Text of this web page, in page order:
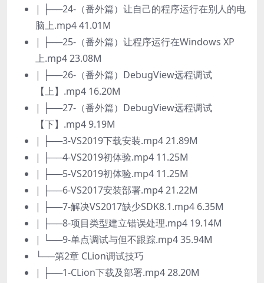
| ├──24-（番外篇）让自己的程序运行在别人的电
脑上.mp4 41.01M
| ├──25-（番外篇）让程序运行在Windows XP
上.mp4 23.08M
| ├──26-（番外篇）DebugView远程调试
【上】.mp4 16.20M
| ├──27-（番外篇）DebugView远程调试
【下】.mp4 9.19M
| ├──3-VS2019下载安装.mp4 21.89M
| ├──4-VS2019初体验.mp4 11.25M
| ├──5-VS2019初体验.mp4 11.25M
| ├──6-VS2017安装部署.mp4 21.22M
| ├──7-解决VS2017缺少SDK8.1.mp4 6.35M
| ├──8-项目类型建立错误处理.mp4 19.14M
| └──9-单点调试与但不跟踪.mp4 35.94M
└──第2章 CLion调试技巧
| ├──1-CLion下载及部署.mp4 28.20M